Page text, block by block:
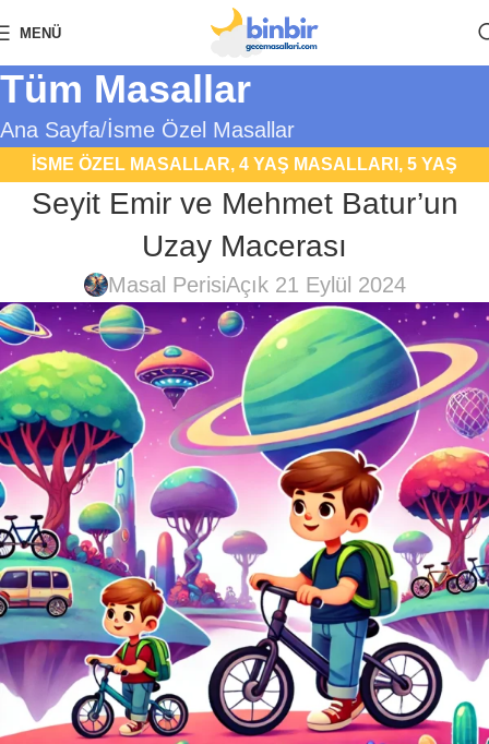
MENÜ
Tüm Masallar
Ana Sayfa İsme Özel Masallar
İSME ÖZEL MASALLAR, 4 YAŞ MASALLARI , 5 YAŞ
MASALLARI, 6 YAŞ MASALLARI,7 YAŞ MASALLARI,
YAŞ MASALLARI OKU
BILIM KURGU MASALLARI
VE ÇEVRE MASALLARI
MASALLARI
Seyit Emir ve Mehmet Batur’un
Uzay Macerası
Masal PerisiAçık 21 Eylül 2024